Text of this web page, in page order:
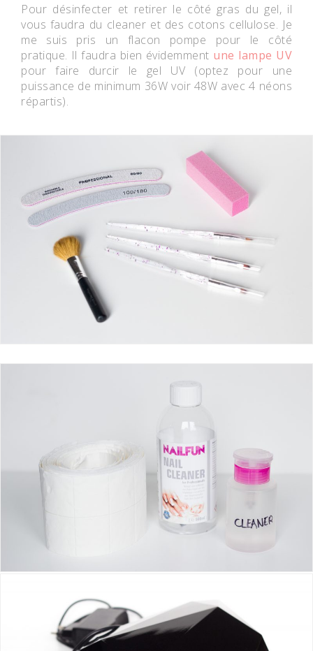
Pour désinfecter et retirer le côté gras du gel, il
vous faudra du cleaner et des cotons cellulose. Je
me suis pris un flacon pompe pour le côté
pratique. Il faudra bien évidemment une lampe UV
pour faire durcir le gel UV (optez pour une
puissance de minimum 36W voir 48W avec 4 néons
répartis).